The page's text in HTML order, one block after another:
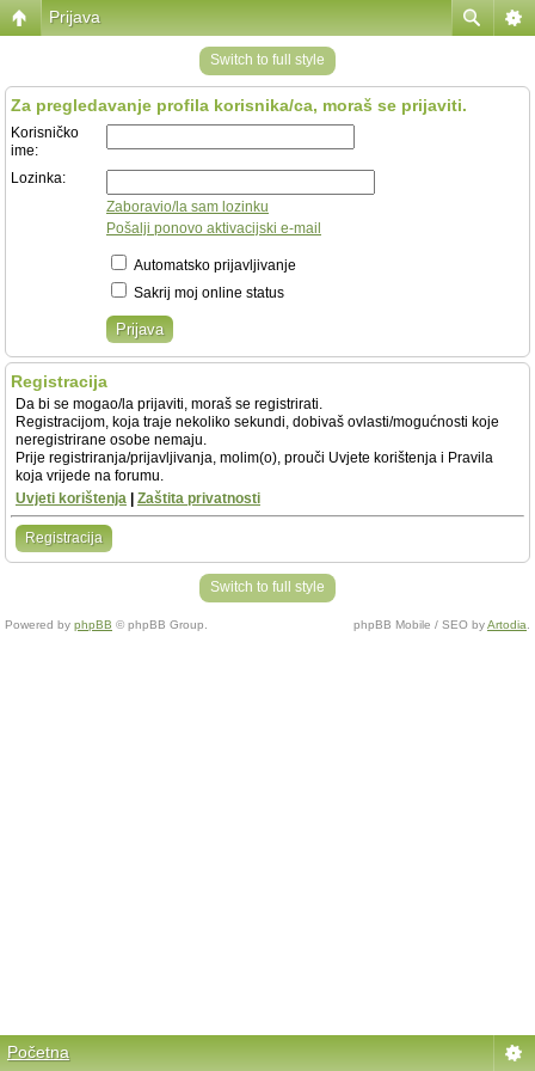
Prijava
Switch to full style
Za pregledavanje profila korisnika/ca, moraš se prijaviti.
Korisničko
ime:
Lozinka:
Zaboravio/la sam lozinku
Pošalji ponovo aktivacijski e-mail
Automatsko prijavljivanje
Sakrij moj online status
Registracija
Da bi se mogao/la prijaviti, moraš se registrirati.
Registracijom, koja traje nekoliko sekundi, dobivaš ovlasti/mogućnosti koje
neregistrirane osobe nemaju.
Prije registriranja/prijavljivanja, molim(o), prouči Uvjete korištenja i Pravila
koja vrijede na forumu.
Uvjeti korištenja
Zaštita privatnosti
Registracija
Switch to full style
Powered by phpBB © phpBB Group. phpBB Mobile / SEO byArtodia
Početna